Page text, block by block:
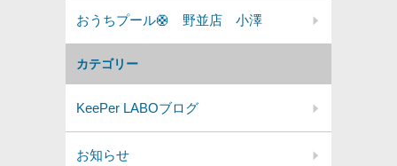
カテゴリー
KeePer LABOブログ
お知らせ
おうちプール🛟 野並店 小澤